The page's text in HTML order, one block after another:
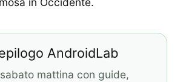
AndroidLab
mattina con guide,